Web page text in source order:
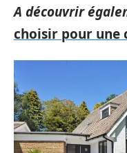
A découvrir
choisir pour une